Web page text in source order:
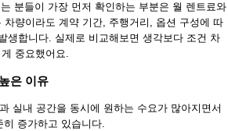
분들이 가장 먼저 확인하는 부분은 월 렌트료와
차량이라도 계약 기간, 주행거리, 옵션 구성에 따
생합니다. 실제로 비교해보면 생각보다 조건 차
중요했어요.
은 이유
실내 공간을 동시에 원하는 수요가 많아지면서
증가하고 있습니다.